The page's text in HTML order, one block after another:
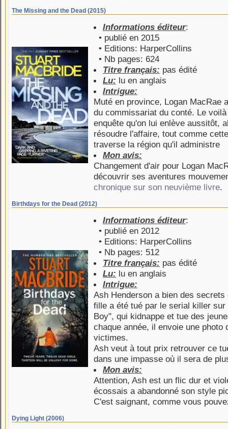
The Missing and the Dead (2015)
Informations éditeur:
• publié en 2015
• Editions: HarperCollins
• Nb pages: 624
Titre français: pas édité
Lu: lu en anglais
Intrigue:
Muté en province, Logan MacRae
du commissariat du conté. Le
enquête qu'on lui enlève aussitôt,
résoudre l'affaire, tout comme
traverse la région qu'il administre
Mon avis:
Changement d'air pour Logan
découvrir ses aventures
chronique sur son neuvième livre.
Birthdays for the Dead (2012)
Informations éditeur:
• publié en 2012
• Editions: HarperCollins
• Nb pages: 512
Titre français: pas édité
Lu: lu en anglais
Intrigue:
Ash Henderson a bien des
fille a été tué par le serial killer
Boy", qui kidnappe et tue des
chaque année, il envoie une
victimes.
Ash veut à tout prix retrouver ce
dans une impasse où il sera de
Mon avis:
Attention, Ash est un flic dur et
écossais a abandonné son style
C'est saignant, comme vous
Dying Light (2006)